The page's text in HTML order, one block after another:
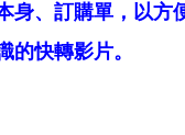
、訂購單，以方
的快轉影片。